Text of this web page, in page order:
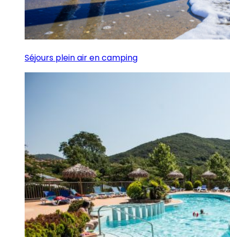
Séjours plein air en camping